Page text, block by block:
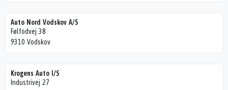
Auto Nord Vodskov A/S
Følfodvej 38
9310 Vodskov
Krogens Auto I/S
Industrivej 27